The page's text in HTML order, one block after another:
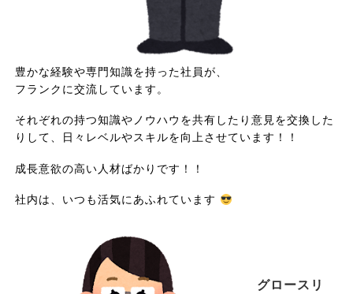
豊かな経験や専門知識を持った社員が、
フランクに交流しています。
それぞれの持つ知識やノウハウを共有したり意見を交換した
りして、日々レベルやスキルを向上させています！！
成長意欲の高い人材ばかりです！！
社内は、いつも活気にあふれています
グロースリ